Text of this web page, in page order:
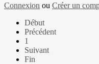
Connexion ou Créer un
Début
Précédent
1
Suivant
Fin